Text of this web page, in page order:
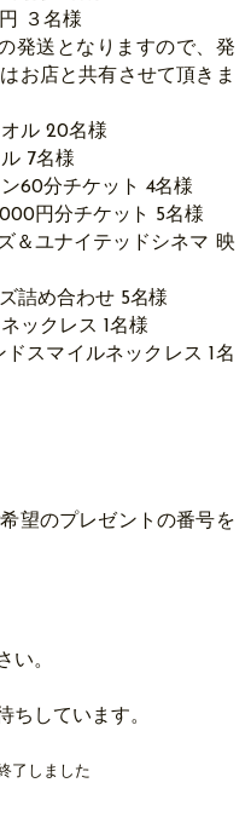
３名様
発送となりますので、発
お店と共有させて頂きま
ル 20名様
7名様
60分チケット 4名様
円分チケット 5名様
＆ユナイテッドシネマ 映
詰め合わせ 5名様
ックレス 1名様
スマイルネックレス 1名
望のプレゼントの番号を
い。
ちしています。
了しました